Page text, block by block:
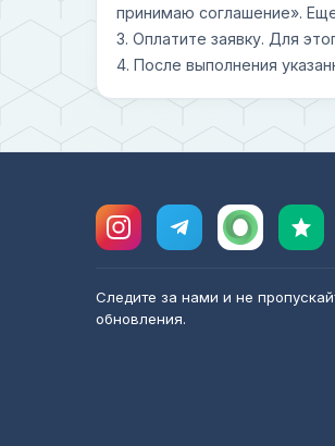
принимаю соглашение».
3. Оплатите заявку. Для
4. После выполнения
Следите за нами и не
обновления.